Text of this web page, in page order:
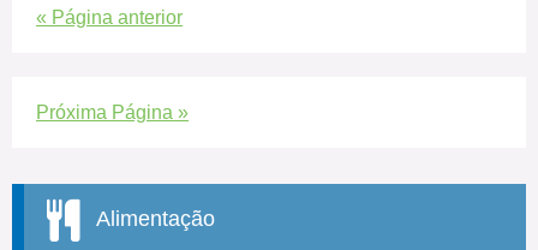
« Página anterior
Próxima Página »
Alimentação